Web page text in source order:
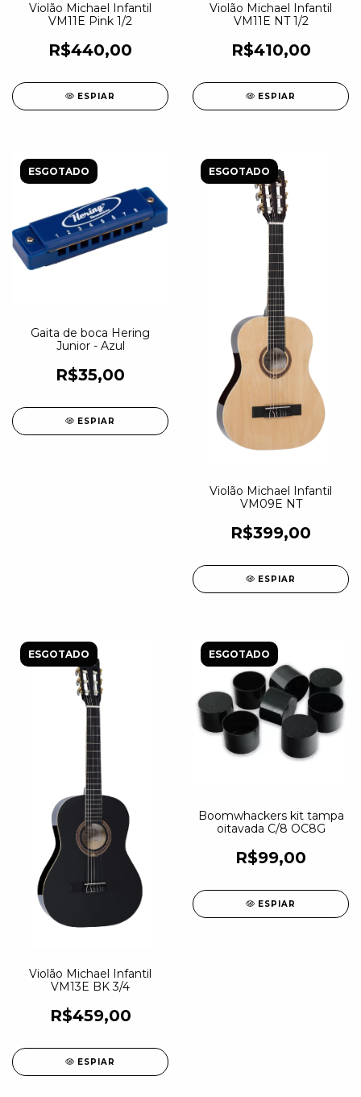
Violão Michael Infantil
VM11E Pink 1/2
R$440,00
ESPIAR
Violão Michael Infantil
VM11E NT 1/2
R$410,00
ESPIAR
ESGOTADO
Gaita de boca Hering
Junior - Azul
R$35,00
ESPIAR
ESGOTADO
Violão Michael Infantil
VM09E NT
R$399,00
ESPIAR
ESGOTADO
Violão Michael Infantil
VM13E BK 3/4
R$459,00
ESPIAR
ESGOTADO
Boomwhackers kit tampa
oitavada C/8 OC8G
R$99,00
ESPIAR